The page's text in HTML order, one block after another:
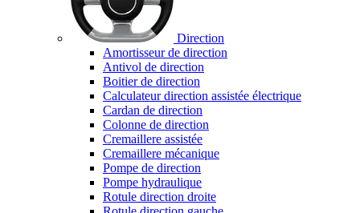
Direction
Amortisseur de direction
Antivol de direction
Boitier de direction
Calculateur direction assistée électrique
Cardan de direction
Colonne de direction
Cremaillere assistée
Cremaillere mécanique
Pompe de direction
Pompe hydraulique
Rotule direction droite